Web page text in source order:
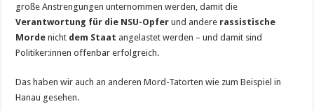
große Anstrengungen unternommen werden, damit die
Verantwortung für die NSU-Opfer und andere rassistische
Morde nicht dem Staat angelastet werden – und damit sind
Politiker:innen offenbar erfolgreich.
Das haben wir auch an anderen Mord-Tatorten wie zum Beispiel in
Hanau gesehen.